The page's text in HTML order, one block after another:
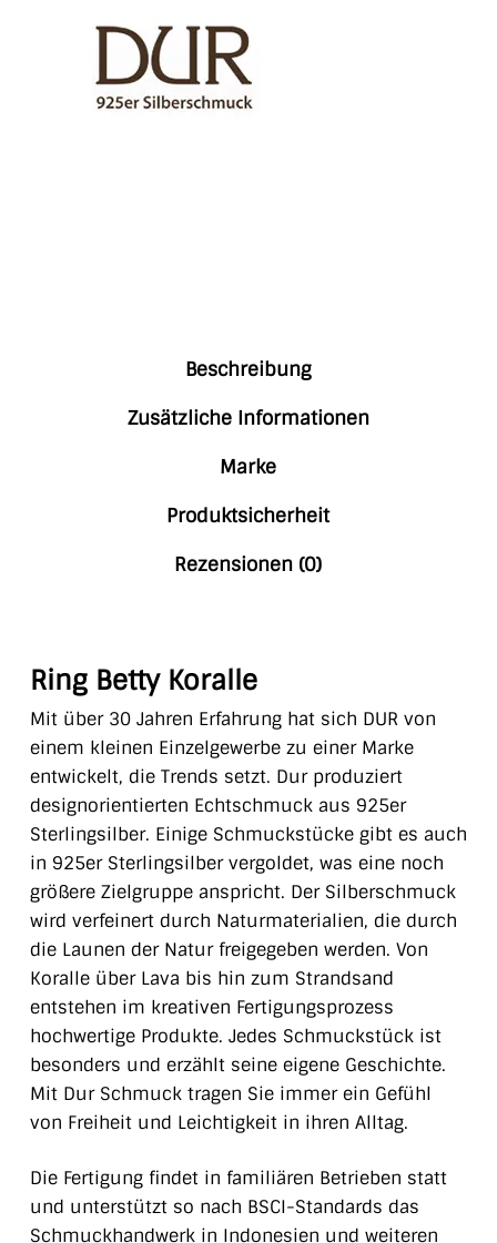
Beschreibung
Zusätzliche Informationen
Marke
Produktsicherheit
Rezensionen (0)
Ring Betty Koralle
Mit über 30 Jahren Erfahrung hat sich DUR von
einem kleinen Einzelgewerbe zu einer Marke
entwickelt, die Trends setzt. Dur produziert
designorientierten Echtschmuck aus 925er
Sterlingsilber. Einige Schmuckstücke gibt es auch
in 925er Sterlingsilber vergoldet, was eine noch
größere Zielgruppe anspricht. Der Silberschmuck
wird verfeinert durch Naturmaterialien, die durch
die Launen der Natur freigegeben werden. Von
Koralle über Lava bis hin zum Strandsand
entstehen im kreativen Fertigungsprozess
hochwertige Produkte. Jedes Schmuckstück ist
besonders und erzählt seine eigene Geschichte.
Mit Dur Schmuck tragen Sie immer ein Gefühl
von Freiheit und Leichtigkeit in ihren Alltag.
Die Fertigung findet in familiären Betrieben statt
und unterstützt so nach BSCI-Standards das
Schmuckhandwerk in Indonesien und weiteren